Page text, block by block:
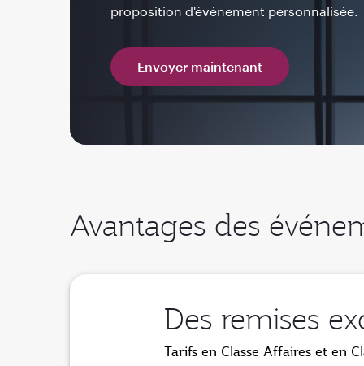
proposition d'événement personnalisée.
Envoyer maintenant
Avantages des
Des remises
Tarifs en Classe Affaires et en